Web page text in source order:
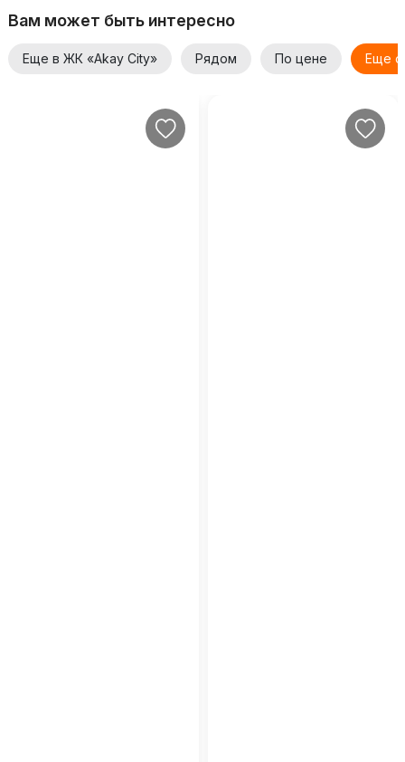
Вам может быть интересно
Еще в ЖК «Akay City» Рядом По цене Еще